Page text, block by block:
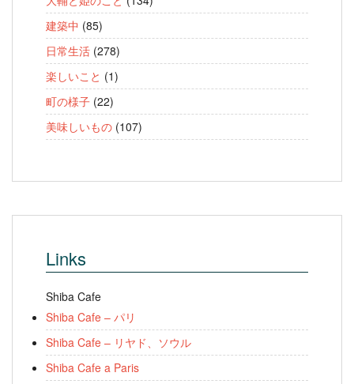
建築中 (85)
日常生活 (278)
楽しいこと (1)
町の様子 (22)
美味しいもの (107)
Links
Shiba Cafe
Shiba Cafe – パリ
Shiba Cafe – リヤド、ソウル
Shiba Cafe a Paris